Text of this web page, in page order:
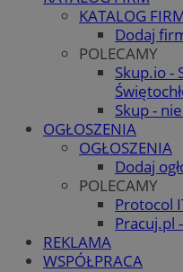
KATALOG
Dodaj
POLECAMY
Skup.io -
Skup -
OGŁOSZENIA
OGŁOSZENIA
Dodaj
POLECAMY
Protocol
Pracuj.pl
REKLAMA
WSPÓŁPRACA